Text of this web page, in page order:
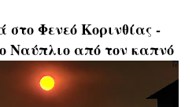
στο Φενεό Κορινθίας -
Ναύπλιο από τον καπνό